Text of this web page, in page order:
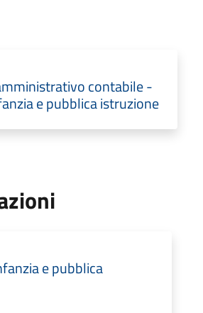
contabile -
e pubblica istruzione
e pubblica